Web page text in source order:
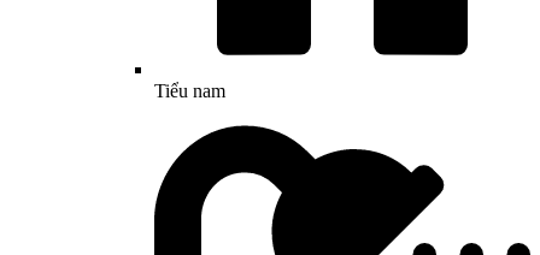
Tiểu nam